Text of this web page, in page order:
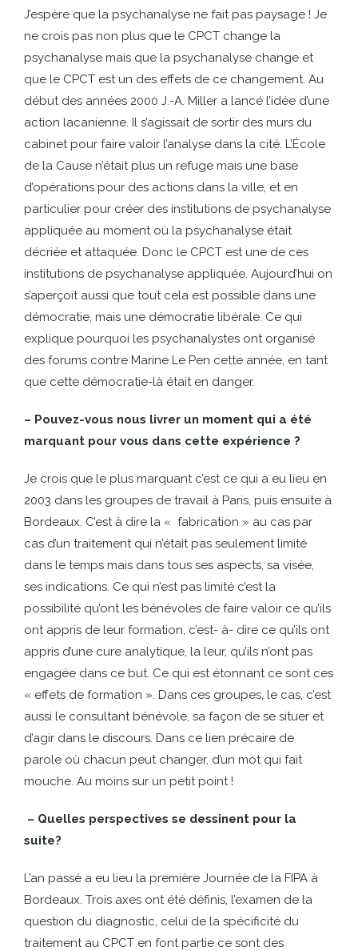
J’espère que la psychanalyse ne fait pas paysage ! Je
ne crois pas non plus que le CPCT change la
psychanalyse mais que la psychanalyse change et
que le CPCT est un des effets de ce changement. Au
début des années 2000 J.-A. Miller a lancé l’idée d’une
action lacanienne. Il s’agissait de sortir des murs du
cabinet pour faire valoir l’analyse dans la cité. L’École
de la Cause n’était plus un refuge mais une base
d’opérations pour des actions dans la ville, et en
particulier pour créer des institutions de psychanalyse
appliquée au moment où la psychanalyse était
décriée et attaquée. Donc le CPCT est une de ces
institutions de psychanalyse appliquée. Aujourd’hui on
s’aperçoit aussi que tout cela est possible dans une
démocratie, mais une démocratie libérale. Ce qui
explique pourquoi les psychanalystes ont organisé
des forums contre Marine Le Pen cette année, en tant
que cette démocratie-là était en danger.
– Pouvez-vous nous livrer un moment qui a été
marquant pour vous dans cette expérience ?
Je crois que le plus marquant c’est ce qui a eu lieu en
2003 dans les groupes de travail à Paris, puis ensuite à
Bordeaux. C’est à dire la « fabrication » au cas par
cas d’un traitement qui n’était pas seulement limité
dans le temps mais dans tous ses aspects, sa visée,
ses indications. Ce qui n’est pas limité c’est la
possibilité qu’ont les bénévoles de faire valoir ce qu’ils
ont appris de leur formation, c’est- à- dire ce qu’ils ont
appris d’une cure analytique, la leur, qu’ils n’ont pas
engagée dans ce but. Ce qui est étonnant ce sont ces
« effets de formation ». Dans ces groupes, le cas, c’est
aussi le consultant bénévole, sa façon de se situer et
d’agir dans le discours. Dans ce lien précaire de
parole où chacun peut changer, d’un mot qui fait
mouche. Au moins sur un petit point !
– Quelles perspectives se dessinent pour la
suite?
L’an passé a eu lieu la première Journée de la FIPA à
Bordeaux. Trois axes ont été définis, l’examen de la
question du diagnostic, celui de la spécificité du
traitement au CPCT en font partie ce sont des